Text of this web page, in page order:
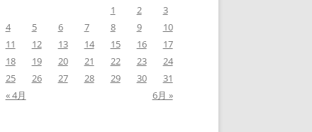
1
2
3
4
5 6 7 8 9
10
11
12 13 14 15 16
17
18
19 20 21 22 23
24
25
26 27 28 29 30
31
« 4月
6月 »